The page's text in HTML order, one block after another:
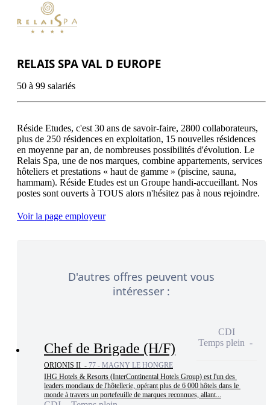
RELAIS SPA VAL D EUROPE
50 à 99 salariés
Réside Etudes, c'est 30 ans de savoir-faire, 2800 collaborateurs,
plus de 250 résidences en exploitation, 15 nouvelles résidences
en moyenne par an, de nombreuses possibilités d'évolution. Le
Relais Spa, une de nos marques, combine appartements, services
hôteliers et prestations « haut de gamme » (piscine, sauna,
hammam). Réside Etudes est un Groupe handi-accueillant. Nos
Voir la page employeur
D'autres offres peuvent vous
intéresser :
Chef de Brigade (H/F)
ORIONIS II - 77 - MAGNY LE HONGRE
IHG Hotels & Resorts (InterContinental Hotels Group) est l'un des
leaders mondiaux de l'hôtellerie, opérant plus de 6 000 hôtels dans le
monde à travers un portefeuille de marques reconnues, allant...
CDI
Temps plein